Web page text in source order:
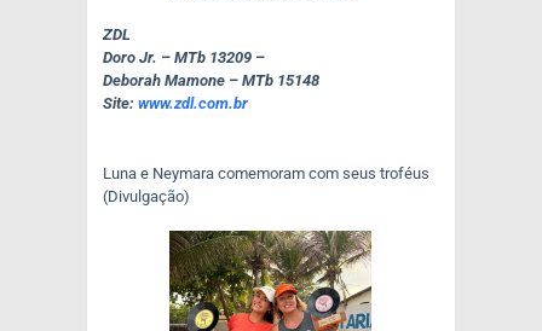
ZDL
Doro Jr. – MTb 13209 –
Deborah Mamone – MTb 15148
Site: www.zdl.com.br
Luna e Neymara comemoram com seus troféus
(Divulgação)